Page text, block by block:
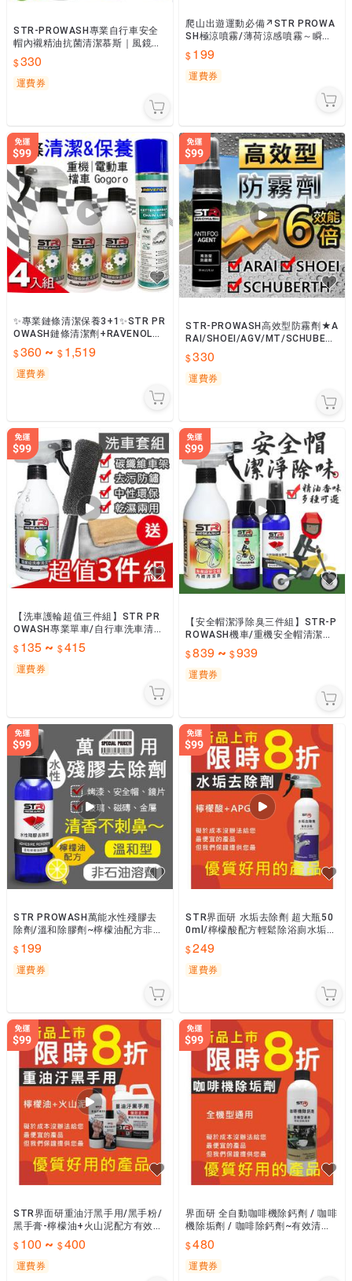
STR-PROWASH專業自行車安全
帽內襯精油抗菌清潔慕斯｜風鏡鏡
片清潔【海洋之星】中性安全帽清
潔劑★扣帶去汙除味
330
運費券
爬山出遊運動必備↗STR PROWA
SH極涼噴霧/薄荷涼感噴霧～瞬間
消暑~持續冰涼不凍傷~騎車登山露
營攜帶方便~隨時解熱
199
運費券
✨專業鏈條清潔保養3+1✨STR PR
OWASH鏈條清潔劑+RAVENOL鏈
條油/鏈條潤滑噴霧-可用重機檔車
電動車自行車
360 ~ 1,519
運費券
STR-PROWASH高效型防霧劑★A
RAI/SHOEI/AGV/MT/SCHUBER
TH 抗油汙 安全帽鏡片防霧★
330
運費券
【洗車護輪超值三件組】STR PR
OWASH專業單車/自行車洗車清潔
劑+雙層輪框刷『送』抗靜電布▶
乾濕兩用▶碳纖維輪組可
135 ~ 415
運費券
【安全帽潔淨除臭三件組】STR-P
ROWASH機車/重機安全帽清潔劑
+精油抑菌芳香噴霧／銀離子光觸
媒抗菌噴霧+殘膠去除劑
839~ 939
運費券
STR PROWASH萬能水性殘膠去
除劑/溫和除膠劑~檸檬油配方非石
油溶劑~清香不刺鼻~安全不傷表面
｜去除貼紙標籤車貼
199
運費券
STR界面研 水垢去除劑 超大瓶50
0ml/檸檬酸配方輕鬆除浴廁水垢、
皂垢、黃垢、鏽斑/不鏽鋼、五
金、玻璃、瓷器、磁磚
249
運費券
STR界面研重油汙黑手用/黑手粉/
黑手膏-檸檬油+火山泥配方有效去
油好沖洗/顆粒恆定懸浮不發霉不
發臭 溶解油汙/溫和潔淨
100 ~ 400
運費券
界面研 全自動咖啡機除鈣劑 / 咖啡
機除垢劑 / 咖啡除鈣劑~有效清除
咖啡機水垢/鈣垢 五次用量 生技公
司出品原價488
480
運費券